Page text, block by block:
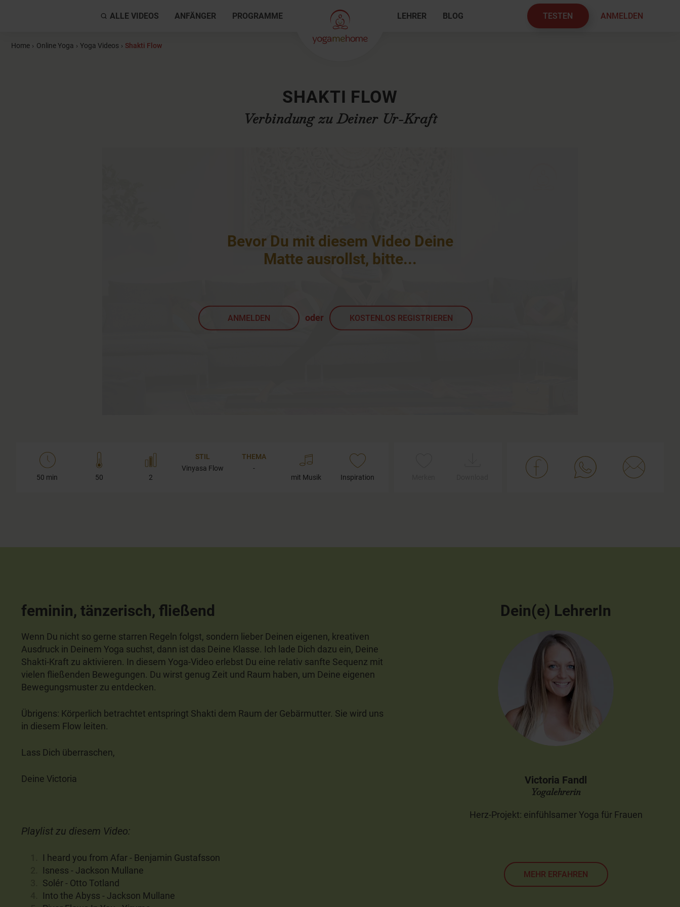
ALLE VIDEOS ANFÄNGER PROGRAMME LEHRER BLOG TESTEN ANMELDEN
Home › Online Yoga › Yoga Videos › Shakti Flow
SHAKTI FLOW
Verbindung zu Deiner Ur-Kraft
Bevor Du mit diesem Video Deine
Matte ausrollst, bitte...
ANMELDEN oder KOSTENLOS REGISTRIEREN
50 min 50 2
STIL
Vinyasa Flow
THEMA
-
mit Musik
Inspiration
feminin, tänzerisch, fließend
Wenn Du nicht so gerne starren Regeln folgst, sondern lieber Deinen eigenen, kreativen
Ausdruck in Deinem Yoga suchst, dann ist das Deine Klasse. Ich lade Dich dazu ein, Deine
Shakti-Kraft zu aktivieren. In diesem Yoga-Video erlebst Du eine relativ sanfte Sequenz mit
vielen fließenden Bewegungen. Du wirst genug Zeit und Raum haben, um Deine eigenen
Bewegungsmuster zu entdecken.
Übrigens: Körperlich betrachtet entspringt Shakti dem Raum der Gebärmutter. Sie wird uns
in diesem Flow leiten.
Lass Dich überraschen,
Deine Victoria
Playlist zu diesem Video:
I heard you from Afar - Benjamin Gustafsson
Isness - Jackson Mullane
Solér - Otto Totland
Into the Abyss - Jackson Mullane
Dein(e) LehrerIn
Victoria Fandl
Yogalehrerin
Herz-Projekt: einfühlsamer Yoga für Frauen
MEHR ERFAHREN